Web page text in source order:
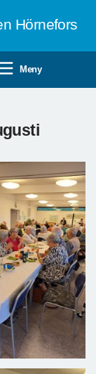
Hörnefors
Meny